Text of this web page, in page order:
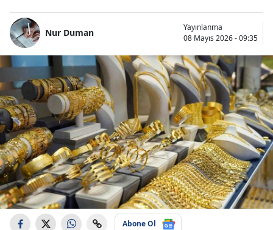
Nur Duman
Yayınlanma
08 Mayıs 2026 - 09:35
Abone Ol